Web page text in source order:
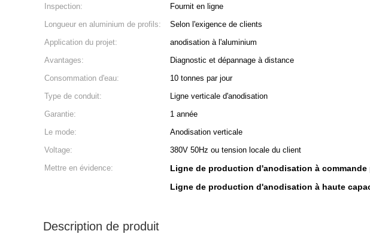
Inspection: Fournit en ligne
Longueur en aluminium de profils:
Selon l'exigence de clients
Application du projet:
anodisation à l'aluminium
Avantages:
Diagnostic et dépannage à distance
Consommation d'eau:
10 tonnes par jour
Type de conduit:
Ligne verticale d'anodisation
Garantie:
1 année
Le mode:
Anodisation verticale
Voltage:
380V 50Hz ou tension locale du client
Mettre en évidence:
Ligne de production d'anodisation à
Ligne de production d'anodisation à haute
Description de produit